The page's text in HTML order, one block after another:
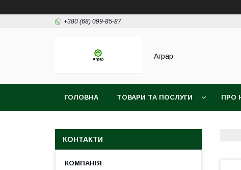
+380 (68) 099-85-87
Аграр
ГОЛОВНА ТОВАРИ ТА ПОСЛУГИ ПРО
КОНТАКТИ